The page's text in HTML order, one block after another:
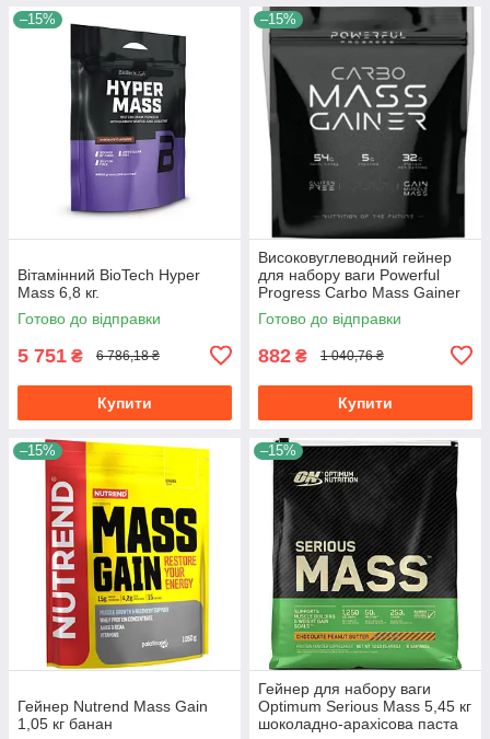
–15%
Вітамінний BioTech Hyper
Mass 6,8 кг.
Готово до відправки
5 751 ₴ 6 786,18 ₴
Купити
–15%
Високовуглеводний гейнер
для набору ваги Powerful
Progress Carbo Mass Gainer
2 кг банан
Готово до відправки
882 ₴ 1 040,76 ₴
Купити
–15%
Гейнер Nutrend Mass Gain
1,05 кг банан
–15%
Гейнер для набору ваги
Optimum Serious Mass 5,45 кг
шоколадно-арахісова паста